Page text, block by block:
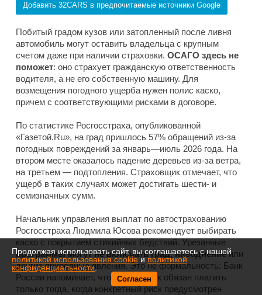
Добавить 32CARS в предпочитаемые источники Google
Побитый градом кузов или затопленный после ливня
автомобиль могут оставить владельца с крупным
счетом даже при наличии страховки. ОСАГО здесь не
поможет: оно страхует гражданскую ответственность
водителя, а не его собственную машину. Для
возмещения погодного ущерба нужен полис каско,
причем с соответствующими рисками в договоре.
По статистике Росгосстраха, опубликованной
«Газетой.Ru», на град пришлось 57% обращений из-за
погодных повреждений за январь—июль 2026 года. На
втором месте оказалось падение деревьев из-за ветра,
на третьем — подтопления. Страховщик отмечает, что
ущерб в таких случаях может достигать шести- и
семизначных сумм.
Начальник управления выплат по автострахованию
Росгосстраха Людмила Юсова рекомендует выбирать
каско с покрытием стихийных бедствий. Урезанные
программы могут не включать град, наводнениеили
другие природные явления. Это не формальность: Банк
России напоминает, что страховщик обязан платить
только тогда, когда конкретный риск предусмотрен
Продолжая использовать сайт, вы соглашаетесь с нашей
политикой использования cookieиполитикой
конфиденциальности.
Согласен